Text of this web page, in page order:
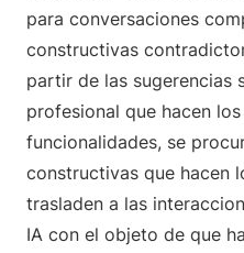
para conversaciones
constructivas
partir de las sugerencias
profesional que hacen
funcionalidades, se
constructivas que hacen
trasladen a las
IA con el objeto de que